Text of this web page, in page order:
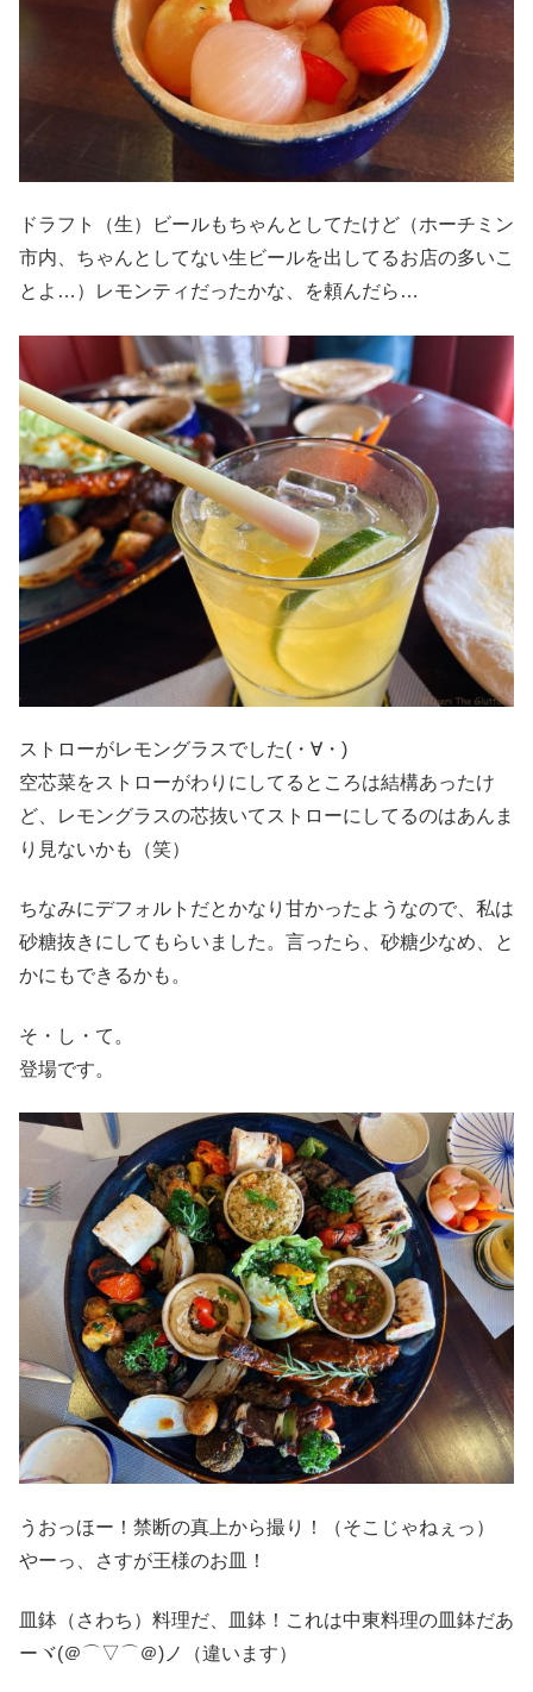
ドラフト（生）ビールもちゃんとしてたけど（ホーチミン
市内、ちゃんとしてない生ビールを出してるお店の多いこ
とよ…）レモンティだったかな、を頼んだら…
ストローがレモングラスでした(・∀・)
空芯菜をストローがわりにしてるところは結構あったけ
ど、レモングラスの芯抜いてストローにしてるのはあんま
り見ないかも（笑）
ちなみにデフォルトだとかなり甘かったようなので、私は
砂糖抜きにしてもらいました。言ったら、砂糖少なめ、と
かにもできるかも。
そ・し・て。
登場です。
うおっほー！禁断の真上から撮り！（そこじゃねぇっ）
やーっ、さすが王様のお皿！
皿鉢（さわち）料理だ、皿鉢！これは中東料理の皿鉢だあ
ーヾ(＠⌒▽⌒＠)ノ（違います）